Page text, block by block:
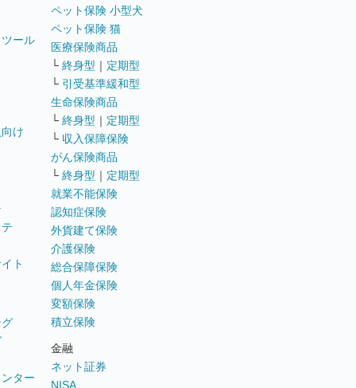
ール
け
ト
ター
ペット保険 小型犬
ペット保険 猫
医療保険商品
└ 終身型 ｜ 定期型
└ 引受基準緩和型
生命保険商品
└ 終身型 ｜ 定期型
└ 収入保障保険
がん保険商品
└ 終身型 ｜ 定期型
就業不能保険
認知症保険
外貨建て保険
介護保険
総合保障保険
個人年金保険
変額保険
積立保険
金融
ネット証券
NISA